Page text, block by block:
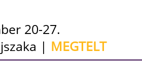
20-27.
| MEGTELT